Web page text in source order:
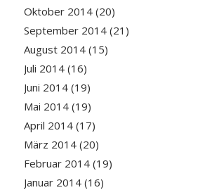
Oktober 2014(20)
September 2014(21)
August 2014(15)
Juli 2014(16)
Juni 2014(19)
Mai 2014(19)
April 2014(17)
März 2014(20)
Februar 2014(19)
Januar 2014(16)